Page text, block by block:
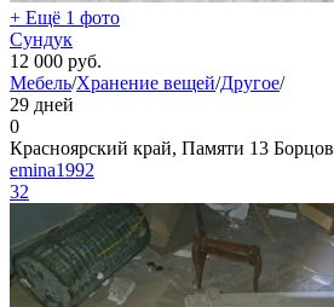
+ Ещё 1 фото
Сундук
12 000 руб.
Мебель/Хранение вещей/Другое/
29 дней
0
Красноярский край, Памяти 13 Борцов
emina1992
32